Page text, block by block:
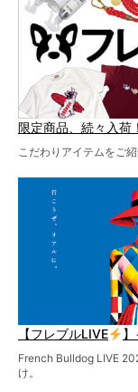
限定商品、続々入荷！
こだわりアイテムをご紹
【フレブルLIVE
French Bulldog LIVE
け。